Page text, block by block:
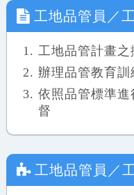
工地品管員／
工地品管計畫
辦理品管教育訓
依照品管標準
督
工地品管員／